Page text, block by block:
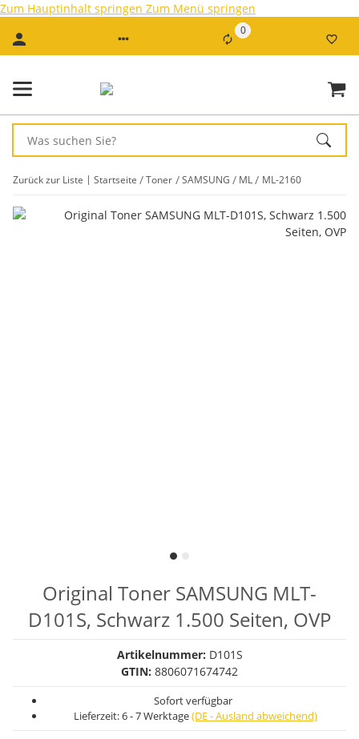
Zum Hauptinhalt springen Zum Menü springen
0
Zurück zur Liste Startseite Toner SAMSUNG ML ML-2160
Original Toner SAMSUNG MLT-
D101S, Schwarz 1.500 Seiten, OVP
Artikelnummer: D101S
GTIN: 8806071674742
Sofort verfügbar
Lieferzeit:6 - 7 Werktage(DE - Ausland abweichend)